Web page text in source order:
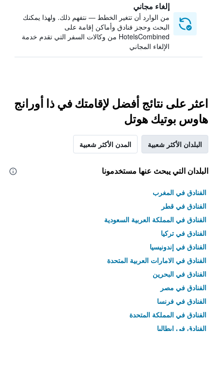
إلغاء مجاني
من الوارد أن تتغير الخطط — نتفهم ذلك. ولهذا يمكنك
البحث وحجز فنادق وأماكن إقامة على
HotelsCombined من وكالات السفر التي تقدم خدمة
الإلغاء المجاني
اعثر على نتائج أفضل لإقامتك في ذا أورانج
هاوس بوتيك هوتل
البلدان الأكثر شعبية المدن الأكثر شعبية
البلدان التي يبحث عنها مستخدمونا
الفنادق في المغرب
الفنادق في قطر
الفنادق في المملكة العربية السعودية
الفنادق في تركيا
الفنادق في إندونيسيا
الفنادق في الامارات العربية المتحدة
الفنادق في البحرين
الفنادق في مصر
الفنادق في فرنسا
الفنادق في المملكة المتحدة
الفنادق في إيطاليا